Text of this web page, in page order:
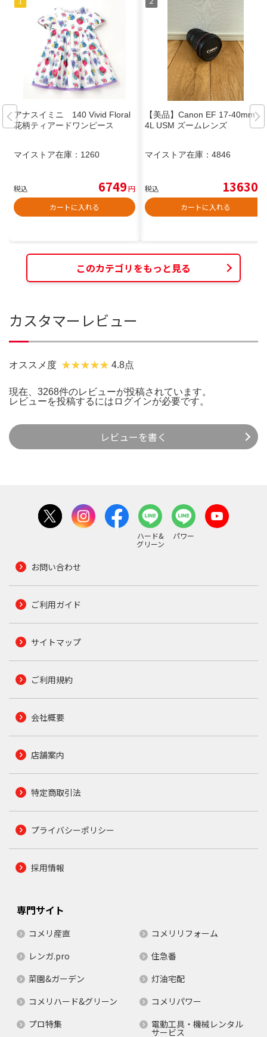
アナスイミニ 140 Vivid Floral
花柄ティアードワンピース
マイストア在庫： 1260
税込 6749円
カートに入れる
【美品】Canon EF 17-40mm f/
4L USM ズームレンズ
マイストア在庫： 4846
税込 13630
カートに入れる
このカテゴリをもっと見る
カスタマーレビュー
オススメ度 4.8点
現在、3268件のレビューが投稿されています。
レビューを投稿するには ログインが必要です。
レビューを書く
ハード&
グリーン
パワー
お問い合わせ
ご利用ガイド
サイトマップ
ご利用規約
会社概要
店舗案内
特定商取引法
プライバシーポリシー
採用情報
専門サイト
コメリ産直
コメリリフォーム
レンガ.pro
住急番
菜園&ガーデン
灯油宅配
コメリハード&グリーン
コメリパワー
プロ特集
電動工具・機械レンタル
サービス